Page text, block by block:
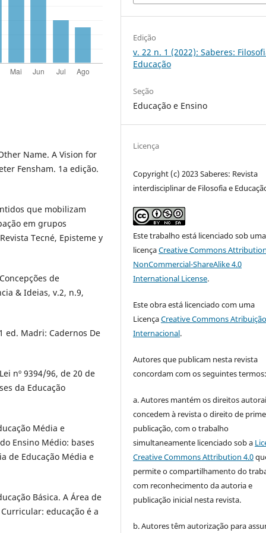
Name. A Vision for
Fensham. 1a edição.
que mobilizam
em grupos
Tecné, Episteme y
de
& Ideias, v.2, n.9,
ed. Madri: Cadernos De
nº 9394/96, de 20 de
da Educação
Média e
Ensino Médio: bases
de Educação Média e
Básica. A Área de
educação é a
Edição
v. 22 n. 1 (2022): Saberes:
Educação
Seção
Educação e Ensino
Licença
Copyright (c) 2023 Saberes: Revista
interdisciplinar de Filosofia e
Este trabalho está licenciado sob uma
licençaCreative Commons
NonCommercial-ShareAlike 4.0
International License.
Este obra está licenciado com uma
LicençaCreative Commons
Internacional.
Autores que publicam nesta revista
concordam com os seguintes
a. Autores mantém os direitos
concedem à revista o direito de
publicação, com o trabalho
simultaneamente licenciado sob a
Creative Commons Attribution 4.0
permite o compartilhamento do
com reconhecimento da autoria e
publicação inicial nesta revista.
b. Autores têm autorização para